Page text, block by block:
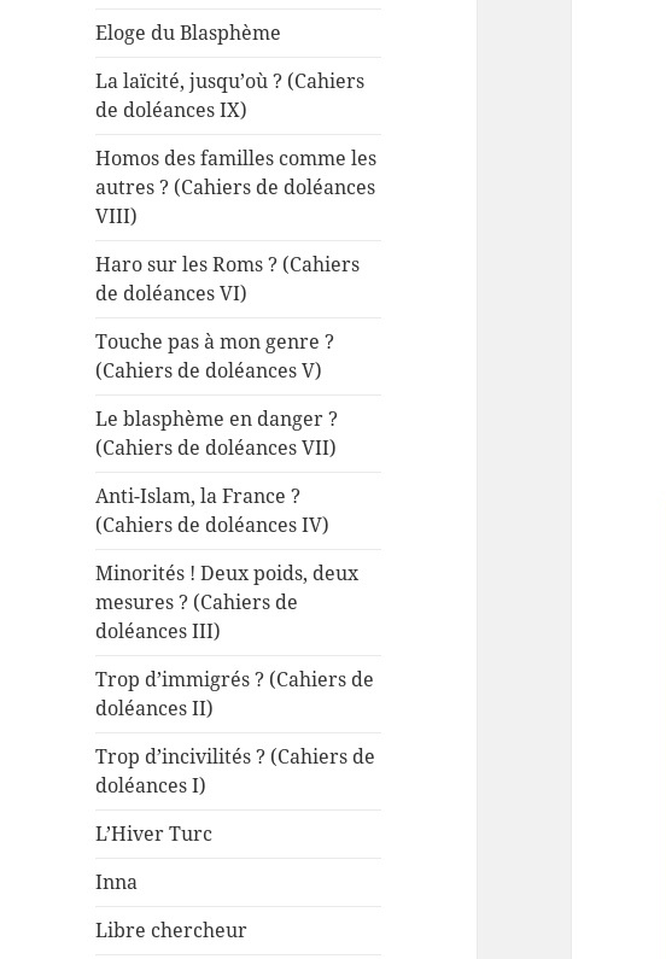
Eloge du Blasphème
La laïcité, jusqu’où ? (Cahiers
de doléances IX)
Homos des familles comme les
autres ? (Cahiers de doléances
VIII)
Haro sur les Roms ? (Cahiers
de doléances VI)
Touche pas à mon genre ?
(Cahiers de doléances V)
Le blasphème en danger ?
(Cahiers de doléances VII)
Anti-Islam, la France ?
(Cahiers de doléances IV)
Minorités ! Deux poids, deux
mesures ? (Cahiers de
doléances III)
Trop d’immigrés ? (Cahiers de
doléances II)
Trop d’incivilités ? (Cahiers de
doléances I)
L’Hiver Turc
Inna
Libre chercheur